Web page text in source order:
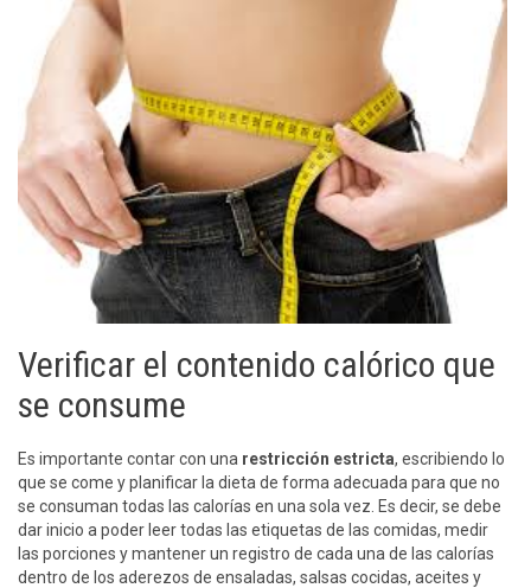
Verificar el contenido calórico que
se consume
Es importante contar con una restricción estricta, escribiendo lo
que se come y planificar la dieta de forma adecuada para que no
se consuman todas las calorías en una sola vez. Es decir, se debe
dar inicio a poder leer todas las etiquetas de las comidas, medir
las porciones y mantener un registro de cada una de las calorías
dentro de los aderezos de ensaladas, salsas cocidas, aceites y